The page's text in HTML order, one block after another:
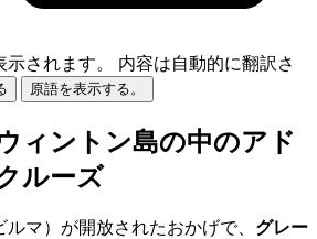
されます。
内容は自動的に翻訳さ
原語を表示する。
ィントン島の中のアド
ルーズ
マ）が開放されたおかげで、 グレー